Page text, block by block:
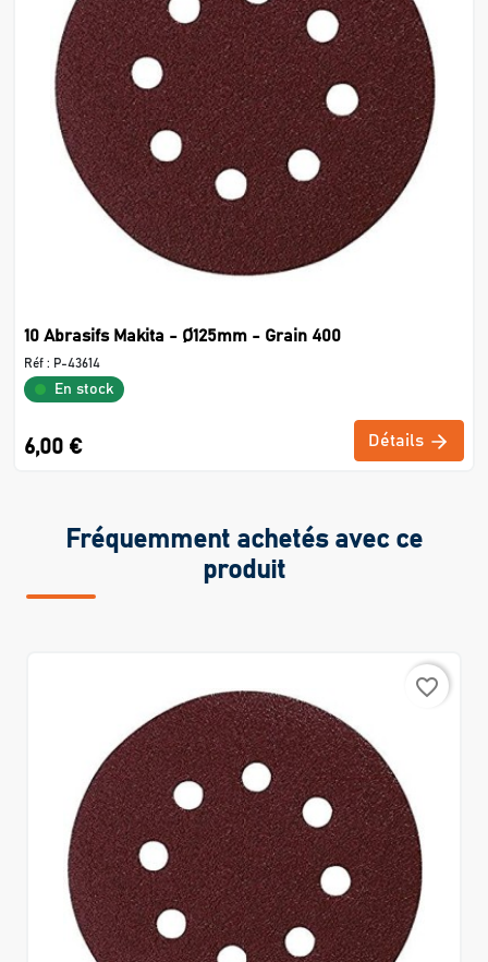
10 Abrasifs Makita - Ø125mm - Grain 400
Réf : P-43614
En stock
6,00 € Détails
Fréquemment achetés avec ce
produit
favorite_border